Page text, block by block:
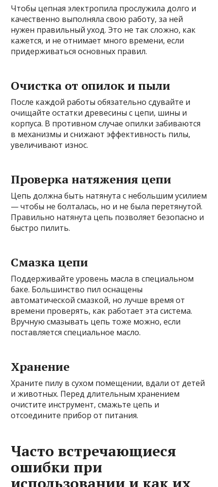
Чтобы цепная электропила прослужила долго и
качественно выполняла свою работу, за ней
нужен правильный уход. Это не так сложно, как
кажется, и не отнимает много времени, если
придерживаться основных правил.
Очистка от опилок и пыли
После каждой работы обязательно сдувайте и
очищайте остатки древесины с цепи, шины и
корпуса. В противном случае опилки забиваются
в механизмы и снижают эффективность пилы,
увеличивают износ.
Проверка натяжения цепи
Цепь должна быть натянута с небольшим усилием
— чтобы не болталась, но и не была перетянутой.
Правильно натянута цепь позволяет безопасно и
быстро пилить.
Смазка цепи
Поддерживайте уровень масла в специальном
баке. Большинство пил оснащены
автоматической смазкой, но лучше время от
времени проверять, как работает эта система.
Вручную смазывать цепь тоже можно, если
поставляется специальное масло.
Хранение
Храните пилу в сухом помещении, вдали от детей
и животных. Перед длительным хранением
очистите инструмент, смажьте цепь и
отсоедините прибор от питания.
Часто встречающиеся
ошибки при
использовании и как их